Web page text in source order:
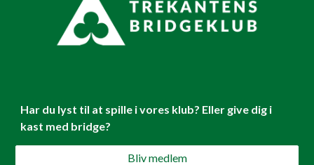
Har du lyst til at spille i vores klub? Eller give dig i
kast med bridge?
Bliv medlem